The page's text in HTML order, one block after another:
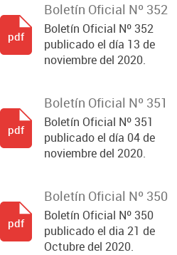
Boletín Oficial Nº 352
Boletín Oficial Nº 352
publicado el día 13 de
noviembre del 2020.
pdf
Boletín Oficial Nº 351
Boletín Oficial Nº 351
publicado el día 04 de
noviembre del 2020.
pdf
Boletín Oficial Nº 350
Boletín Oficial Nº 350
publicado el dia 21 de
Octubre del 2020.
pdf